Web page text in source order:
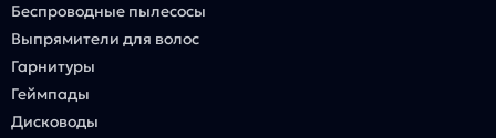
Беспроводные пылесосы
Выпрямители для волос
Гарнитуры
Геймпады
Дисководы